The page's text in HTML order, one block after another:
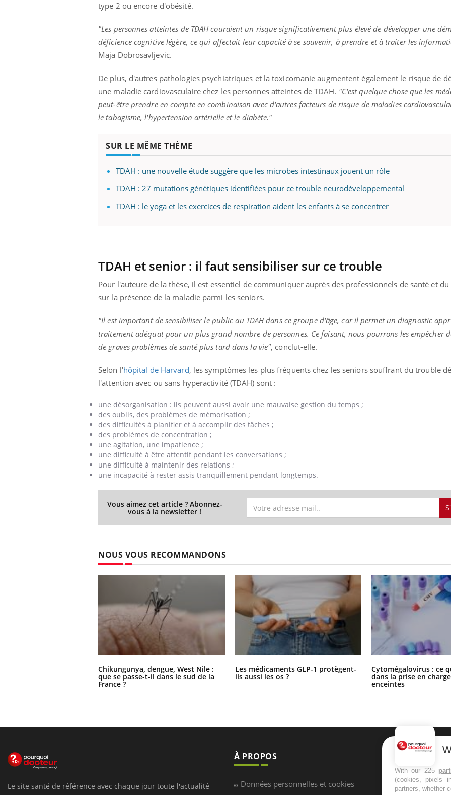
type 2 ou encore d'obésité.
"Les personnes atteintes de TDAH couraient un risque significativement plus élevé de développer une
déficience cognitive légère, ce qui affectait leur capacité à se souvenir, à prendre et à traiter les
Maja Dobrosavljevic.
De plus, d'autres pathologies psychiatriques et la toxicomanie augmentent également le risque de
une maladie cardiovasculaire chez les personnes atteintes de TDAH. "C'est quelque chose que les
peut-être prendre en compte en combinaison avec d'autres facteurs de risque de maladies
le tabagisme, l'hypertension artérielle et le diabète."
SUR LE MÊME THÈME
TDAH : une nouvelle étude suggère que les microbes intestinaux jouent un rôle
TDAH : 27 mutations génétiques identifiées pour ce trouble neurodéveloppemental
TDAH : le yoga et les exercices de respiration aident les enfants à se concentrer
TDAH et senior : il faut sensibiliser sur ce trouble
Pour l'auteure de la thèse, il est essentiel de communiquer auprès des professionnels de santé et
sur la présence de la maladie parmi les seniors.
"Il est important de sensibiliser le public au TDAH dans ce groupe d'âge, car il permet un diagnostic
traitement adéquat pour un plus grand nombre de personnes. Ce faisant, nous pourrons les empêcher
de graves problèmes de santé plus tard dans la vie", conclut-elle.
Selon l'hôpital de Harvard, les symptômes les plus fréquents chez les seniors souffrant du trouble
l'attention avec ou sans hyperactivité (TDAH) sont :
une désorganisation : ils peuvent aussi avoir une mauvaise gestion du temps ;
des oublis, des problèmes de mémorisation ;
des difficultés à planifier et à accomplir des tâches ;
des problèmes de concentration ;
une agitation, une impatience ;
une difficulté à être attentif pendant les conversations ;
une difficulté à maintenir des relations ;
une incapacité à rester assis tranquillement pendant longtemps.
Vous aimez cet article ? Abonnez-
vous à la newsletter !
NOUS VOUS RECOMMANDONS
Chikungunya, dengue, West Nile :
que se passe-t-il dans le sud de la
France ?
Les médicaments GLP-1 protègent-
ils aussi les os ?
Cytomégalovirus : ce
dans la prise en
enceintes
Le site santé de référence avec chaque jour toute l'actualité
À PROPOS
Données personnelles et cookies
Recevez
infos santé
With our 225
(cookies, pixels
partners, whether